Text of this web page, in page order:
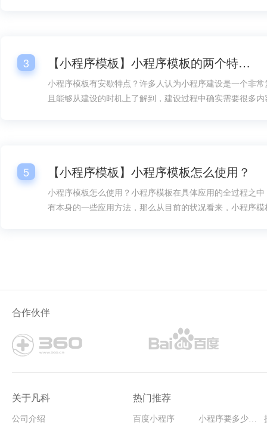
3 【小程序模板】小程序模板的两个特点！
小程序模板有安歇特点？许多人认为小程序建设是一个非
且能够从建设的时机上了解到，建设过程中确实需要很多
5 【小程序模板】小程序模板怎么使用？
小程序模板怎么使用？小程序模板在具体应用的全过程之
有本身的一些应用方法，那么从目前的状况看来，小程序
合作伙伴
关于凡科
公司介绍
热门推荐
百度小程序